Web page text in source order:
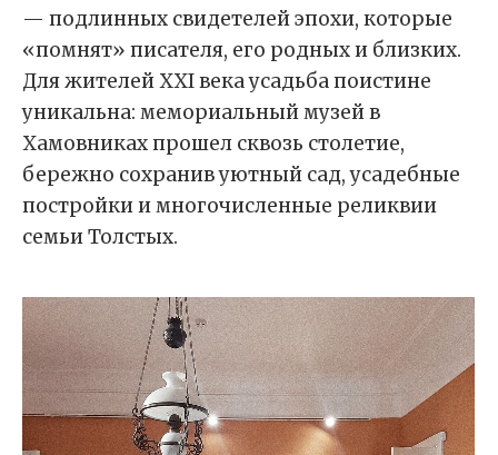
— подлинных свидетелей эпохи, которые
«помнят» писателя, его родных и близких.
Для жителей XXI века усадьба поистине
уникальна: мемориальный музей в
Хамовниках прошел сквозь столетие,
бережно сохранив уютный сад, усадебные
постройки и многочисленные реликвии
семьи Толстых.